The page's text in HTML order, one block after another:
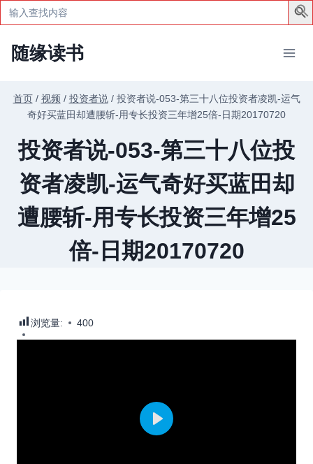
Search
for:
随缘读书
首页 / 视频 / 投资者说 / 投资者说-053-第三十八位投资者凌凯-运气
奇好买蓝田却遭腰斩-用专长投资三年增25倍-日期20170720
投资者说-053-第三十八位投
资者凌凯-运气奇好买蓝田却
遭腰斩-用专长投资三年增25
倍-日期20170720
浏览量: 400
P